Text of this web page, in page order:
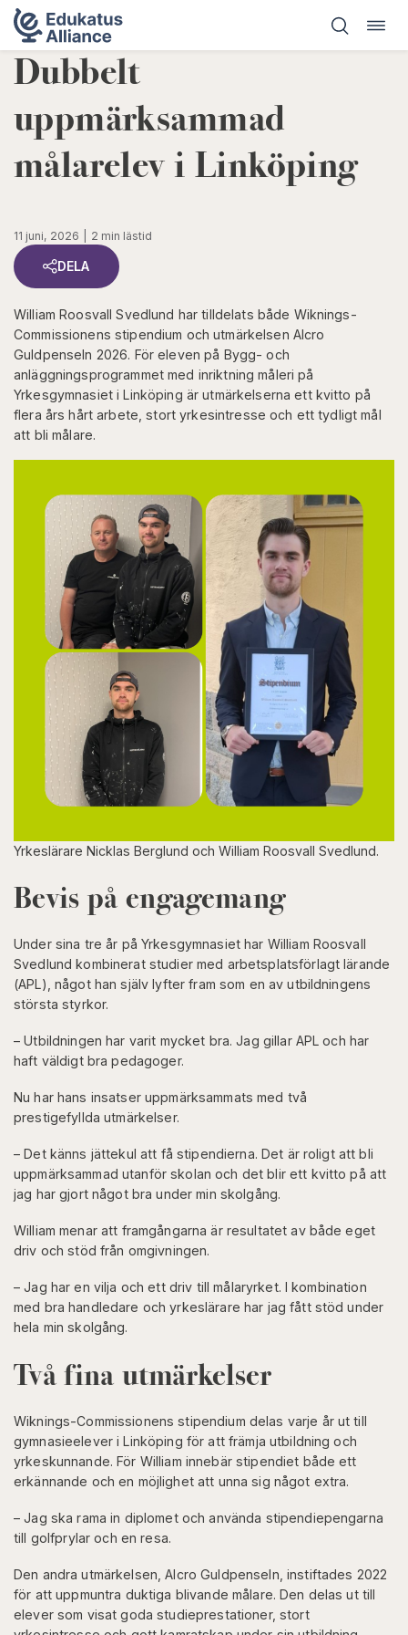
Hoppa
till
innehåll
Dubbelt
uppmärksammad
målarelev i Linköping
11 juni, 2026 2 min lästid
DELA
William Roosvall Svedlund har tilldelats både Wiknings-
Commissionens stipendium och utmärkelsen Alcro
Guldpenseln 2026. För eleven på Bygg- och
anläggningsprogrammet med inriktning måleri på
Yrkesgymnasiet i Linköping är utmärkelserna ett kvitto på
flera års hårt arbete, stort yrkesintresse och ett tydligt mål
att bli målare.
Yrkeslärare Nicklas Berglund och William Roosvall Svedlund.
Bevis på engagemang
Under sina tre år på Yrkesgymnasiet har William Roosvall
Svedlund kombinerat studier med arbetsplatsförlagt lärande
(APL), något han själv lyfter fram som en av utbildningens
största styrkor.
– Utbildningen har varit mycket bra. Jag gillar APL och har
haft väldigt bra pedagoger.
Nu har hans insatser uppmärksammats med två
prestigefyllda utmärkelser.
– Det känns jättekul att få stipendierna. Det är roligt att bli
uppmärksammad utanför skolan och det blir ett kvitto på att
jag har gjort något bra under min skolgång.
William menar att framgångarna är resultatet av både eget
driv och stöd från omgivningen.
– Jag har en vilja och ett driv till målaryrket. I kombination
med bra handledare och yrkeslärare har jag fått stöd under
hela min skolgång.
Två fina utmärkelser
Wiknings-Commissionens stipendium delas varje år ut till
gymnasieelever i Linköping för att främja utbildning och
yrkeskunnande. För William innebär stipendiet både ett
erkännande och en möjlighet att unna sig något extra.
– Jag ska rama in diplomet och använda stipendiepengarna
till golfprylar och en resa.
Den andra utmärkelsen, Alcro Guldpenseln, instiftades 2022
för att uppmuntra duktiga blivande målare. Den delas ut till
elever som visat goda studieprestationer, stort